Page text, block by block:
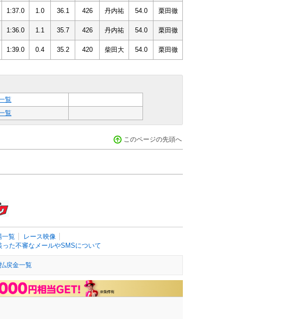
1:37.0 1.0 36.1 426 丹内祐 54.0 栗田徹
1:36.0 1.1 35.7 426 丹内祐 54.0 栗田徹
1:39.0 0.4 35.2 420 柴田大 54.0 栗田徹
覧
覧
このページの先頭へ
一覧
レース映像
った不審なメールやSMSについて
払戻金一覧